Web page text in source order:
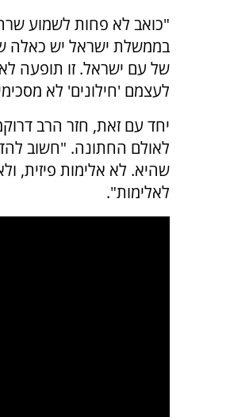
"כואב לא פחות לשמוע
בממשלת ישראל יש כאלה
של עם ישראל. זו תופעה לא
לעצמם 'חילונים' לא
יחד עם זאת, חזר הרב
לאולם החתונה. "חשוב
שהיא. לא אלימות פיזית,
לאלימות".